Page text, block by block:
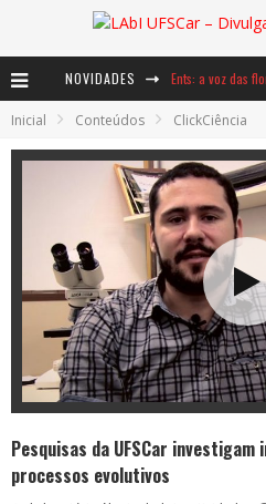
NOVIDADES Ents: a voz das
Notáveis: Bertha
Inicial Conteúdos ClickCiência
Pesquisas da UFSCar
processos evolutivos